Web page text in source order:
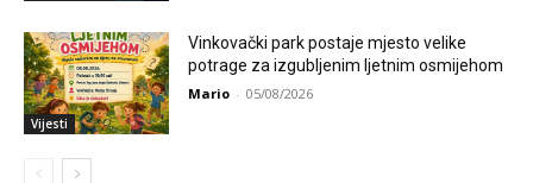
Vijesti
Vinkovački park postaje mjesto velike
potrage za izgubljenim ljetnim osmijehom
Mario - 05/08/2026